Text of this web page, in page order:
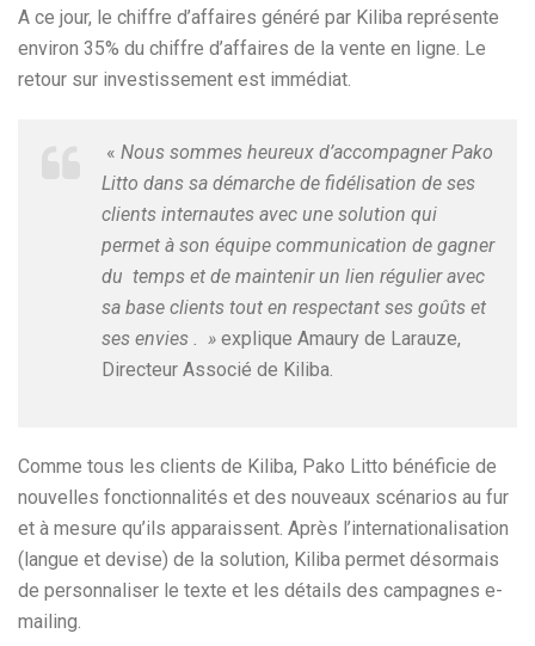
A ce jour, le chiffre d’affaires généré par Kiliba représente
environ 35% du chiffre d’affaires de la vente en ligne. Le
retour sur investissement est immédiat.
« Nous sommes heureux d’accompagner Pako
Litto dans sa démarche de fidélisation de ses
clients internautes avec une solution qui
permet à son équipe communication de gagner
du temps et de maintenir un lien régulier avec
sa base clients tout en respectant ses goûts et
ses envies . » explique Amaury de Larauze,
Directeur Associé de Kiliba.
Comme tous les clients de Kiliba, Pako Litto bénéficie de
nouvelles fonctionnalités et des nouveaux scénarios au fur
et à mesure qu’ils apparaissent. Après l’internationalisation
(langue et devise) de la solution, Kiliba permet désormais
de personnaliser le texte et les détails des campagnes e-
mailing.